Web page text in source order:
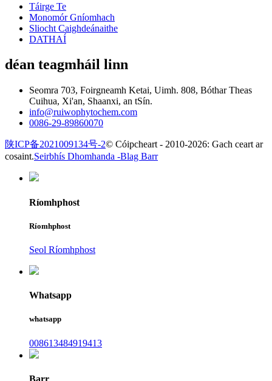
Táirge Te
Monomór Gníomhach
Sliocht Caighdeánaithe
DATHAÍ
déan teagmháil linn
Seomra 703, Foirgneamh Ketai, Uimh. 808, Bóthar Theas
Cuihua, Xi'an, Shaanxi, an tSín.
info@ruiwophytochem.com
0086-29-89860070
陕ICP备2021009134号-2© Cóipcheart - 2010-2026: Gach ceart ar
cosaint.Seirbhís Dhomhanda -Blag Barr
Ríomhphost
Ríomhphost
Seol Ríomhphost
Whatsapp
whatsapp
008613484919413
Barr